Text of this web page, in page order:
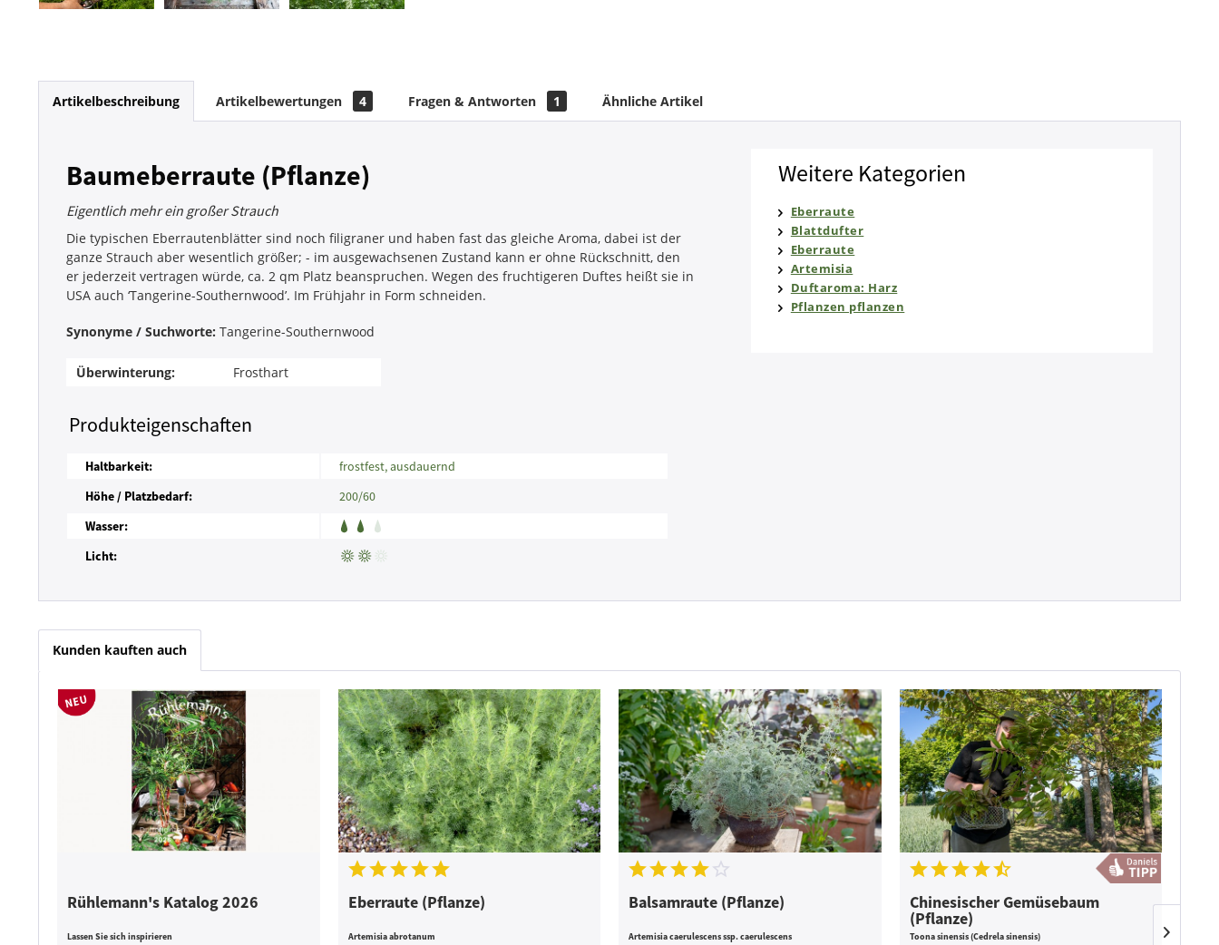
Artikelbeschreibung Artikelbewertungen 4 Fragen & Antworten 1 Ähnliche Artikel
Baumeberraute (Pflanze)
Eigentlich mehr ein großer Strauch
Die typischen Eberrautenblätter sind noch filigraner und haben fast das gleiche Aroma, dabei ist der
ganze Strauch aber wesentlich größer; - im ausgewachsenen Zustand kann er ohne Rückschnitt, den
er jederzeit vertragen würde, ca. 2 qm Platz beanspruchen. Wegen des fruchtigeren Duftes heißt sie in
USA auch ‘Tangerine-Southernwood’. Im Frühjahr in Form schneiden.
Synonyme / Suchworte: Tangerine-Southernwood
Überwinterung: Frosthart
Produkteigenschaften
Haltbarkeit:
frostfest, ausdauernd
Höhe / Platzbedarf:
200/60
Wasser:
Licht:
Weitere Kategorien
Eberraute
Blattdufter
Eberraute
Artemisia
Duftaroma: Harz
Pflanzen pflanzen
Kunden kauften auch
Rühlemann's Katalog 2026
Lassen Sie sich inspirieren
Eberraute (Pflanze)
Artemisia abrotanum
Balsamraute (Pflanze)
Artemisia caerulescens ssp. caerulescens
Chinesischer Gemüsebaum
(Pflanze)
Toona sinensis (Cedrela sinensis)